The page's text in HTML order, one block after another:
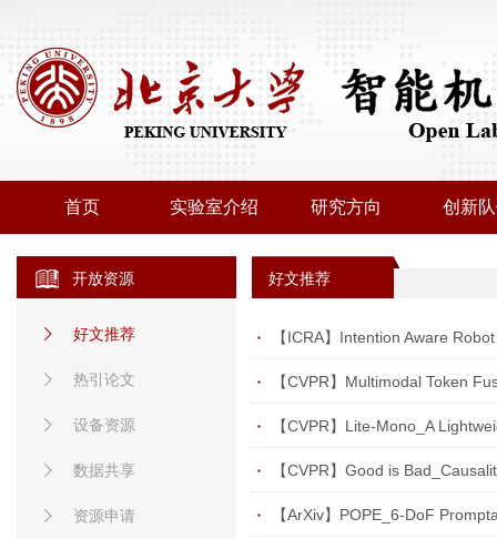
首页 实验室介绍 研究方向 创新
开放资源
好文推荐
热引论文
设备资源
数据共享
资源申请
好文推荐
【ICRA】Intention Aware
【CVPR】Multimodal Token
【CVPR】Good is
【ArXiv】POPE_6-DoF